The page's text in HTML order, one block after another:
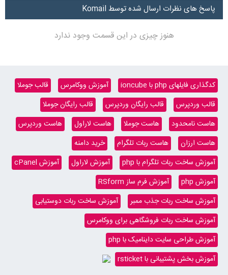
پاسخ های نظرات ارسال شده توسط Komail
هنوز چیزی در این قسمت وجود ندارد
کدگذاری فایلهای php با ioncube آموزش ووکامرس
قالب جوملا
قالب وردپرس
قالب رایگان وردپرس
قالب رایگان جوملا
هاست نامحدود
هاست جوملا هاست لاراول
هاست وردپرس
هاست ارزان
هاست ربات تلگرام
خرید دامنه
آموزش ساخت ربات تلگرام با php
آموزش لاراول
آموزش cPanel
آموزش php
آموزش فرم ساز RSform
آموزش ساخت ربات جذب ممبر
آموزش ساخت ربات دوستیابی
آموزش ساخت ربات فروشگاهی برای ووکامرس
آموزش طراحی سایت داینامیک با php
آموزش بخش پشتیبانی با rsticket